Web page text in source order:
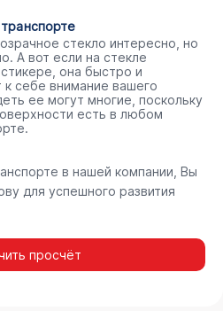
стекло интересно, но
А вот если на стекле
она быстро и
к себе внимание вашего
ее могут многие, поскольку
есть в любом
в нашей компании, Вы
для успешного развития
просчёт